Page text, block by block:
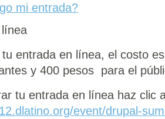
mi entrada?
entrada en línea, el costo
y 400 pesos para el
tu entrada en línea haz clic
event/drupal-